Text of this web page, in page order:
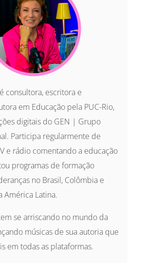
é consultora, escritora e
em Educação pela PUC-Rio,
digitais do GEN | Grupo
Participa regularmente de
e rádio comentando a educação
programas de formação
no Brasil, Colômbia e
América Latina.
se arriscando no mundo da
músicas de sua autoria que
em todas as plataformas.